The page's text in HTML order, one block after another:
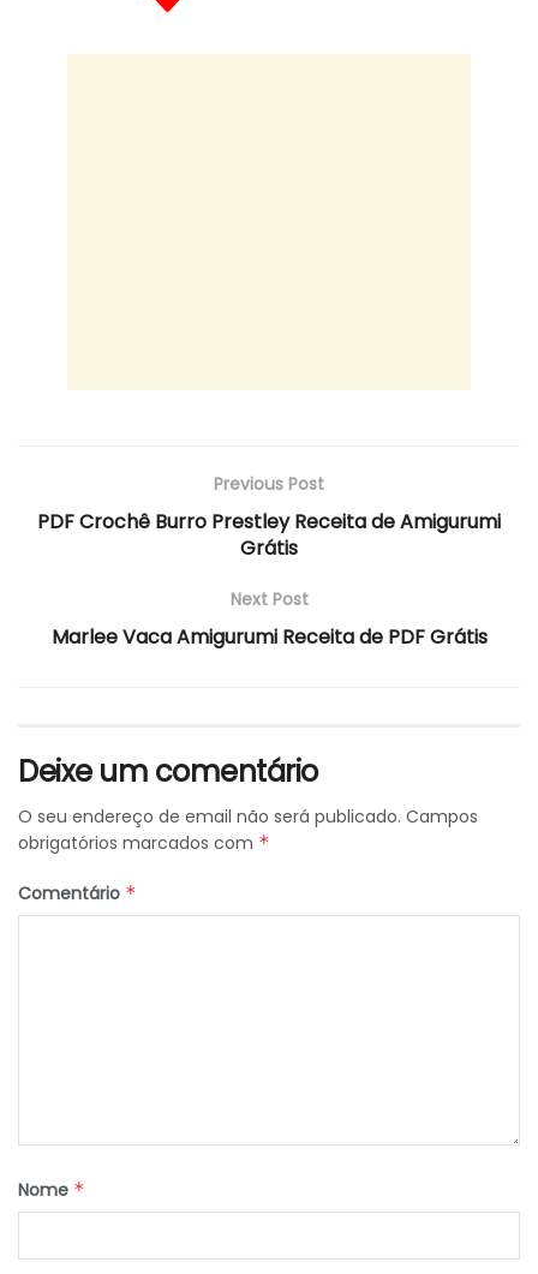
Previous Post
PDF Crochê Burro Prestley Receita de Amigurumi
Grátis
Next Post
Marlee Vaca Amigurumi Receita de PDF Grátis
Deixe um comentário
O seu endereço de email não será publicado. Campos
obrigatórios marcados com *
Comentário *
Nome *